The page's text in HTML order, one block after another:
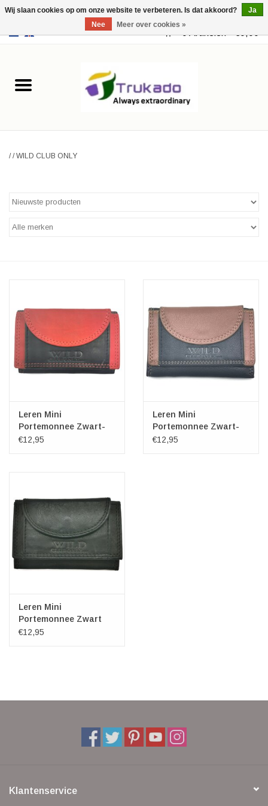
USD 0 Artikelen - €0,00
Leer
Merchandise
Gothic Steampunk
Giftware & Lifestyle &
Collectables
Bezoek ons
Aanbiedingen
//WILD CLUB ONLY
Leren Mini
Portemonnee Zwart-
Rood
€12,95
Leren Mini
Portemonnee Zwart-
Cognac
€12,95
Leren Mini
Portemonnee Zwart
€12,95
Klantenservice
Wij slaan cookies op om onze website te verbeteren. Is dat akkoord?
Ja
Nee
Meer over cookies »